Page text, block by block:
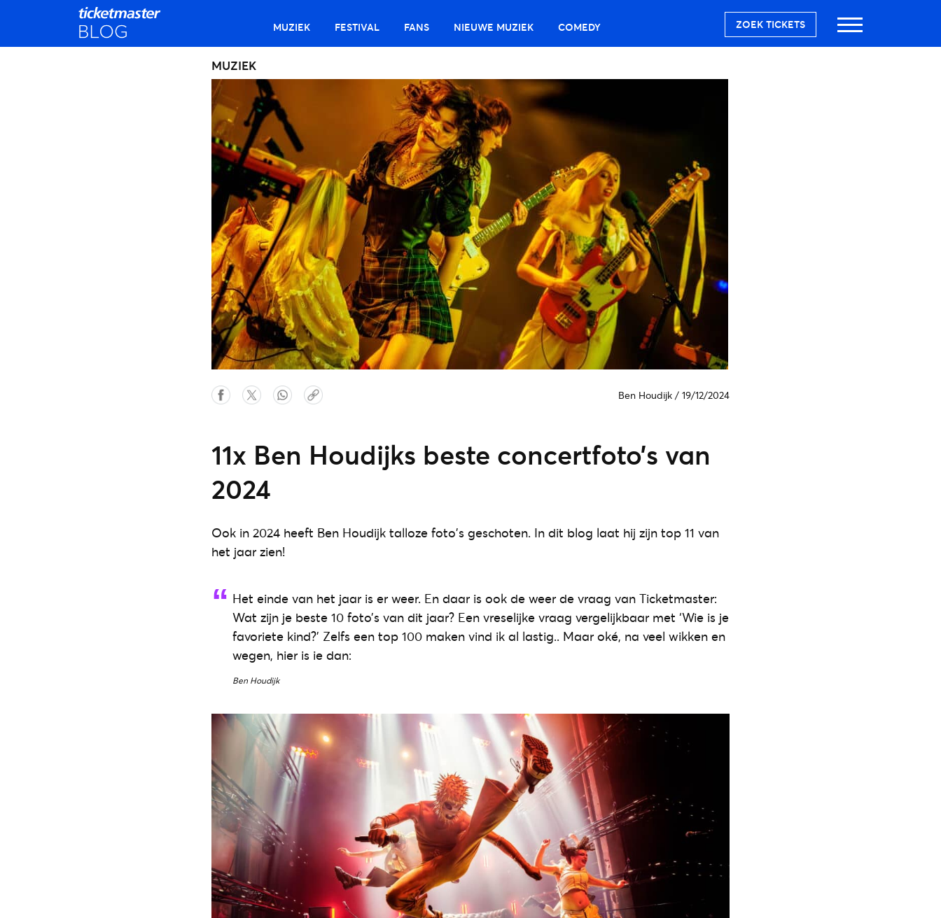
MUZIEK FESTIVAL FANS NIEUWE MUZIEK COMEDY ZOEK TICKETS
MUZIEK
Ben Houdijk / 19/12/2024
11x Ben Houdijks beste concertfoto’s van
2024
Ook in 2024 heeft Ben Houdijk talloze foto's geschoten. In dit blog laat hij zijn top 11 van
het jaar zien!
Het einde van het jaar is er weer. En daar is ook de weer de vraag van Ticketmaster:
Wat zijn je beste 10 foto’s van dit jaar? Een vreselijke vraag vergelijkbaar met ‘Wie is je
favoriete kind?’ Zelfs een top 100 maken vind ik al lastig.. Maar oké, na veel wikken en
wegen, hier is ie dan:
Ben Houdijk